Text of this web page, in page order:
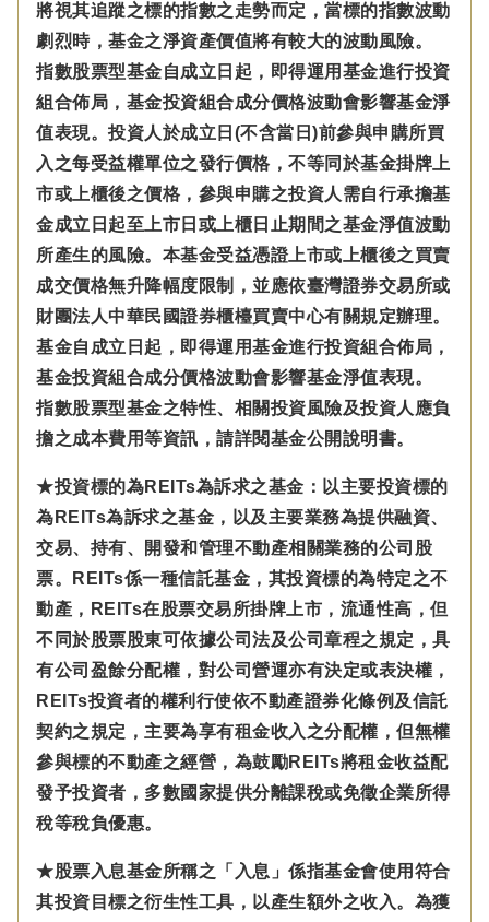
將視其追蹤之標的指數之走勢而定，當標的指數波動
劇烈時，基金之淨資產價值將有較大的波動風險。
指數股票型基金自成立日起，即得運用基金進行投資
組合佈局，基金投資組合成分價格波動會影響基金淨
值表現。投資人於成立日(不含當日)前參與申購所買
入之每受益權單位之發行價格，不等同於基金掛牌上
市或上櫃後之價格，參與申購之投資人需自行承擔基
金成立日起至上市日或上櫃日止期間之基金淨值波動
所產生的風險。本基金受益憑證上市或上櫃後之買賣
成交價格無升降幅度限制，並應依臺灣證券交易所或
財團法人中華民國證券櫃檯買賣中心有關規定辦理。
基金自成立日起，即得運用基金進行投資組合佈局，
基金投資組合成分價格波動會影響基金淨值表現。
指數股票型基金之特性、相關投資風險及投資人應負
擔之成本費用等資訊，請詳閱基金公開說明書。
★投資標的為REITs為訴求之基金：以主要投資標的
為REITs為訴求之基金，以及主要業務為提供融資、
交易、持有、開發和管理不動產相關業務的公司股
票。REITs係一種信託基金，其投資標的為特定之不
動產，REITs在股票交易所掛牌上市，流通性高，但
不同於股票股東可依據公司法及公司章程之規定，具
有公司盈餘分配權，對公司營運亦有決定或表決權，
REITs投資者的權利行使依不動產證券化條例及信託
契約之規定，主要為享有租金收入之分配權，但無權
參與標的不動產之經營，為鼓勵REITs將租金收益配
發予投資者，多數國家提供分離課稅或免徵企業所得
稅等稅負優惠。
★股票入息基金所稱之「入息」係指基金會使用符合
其投資目標之衍生性工具，以產生額外之收入。為獲